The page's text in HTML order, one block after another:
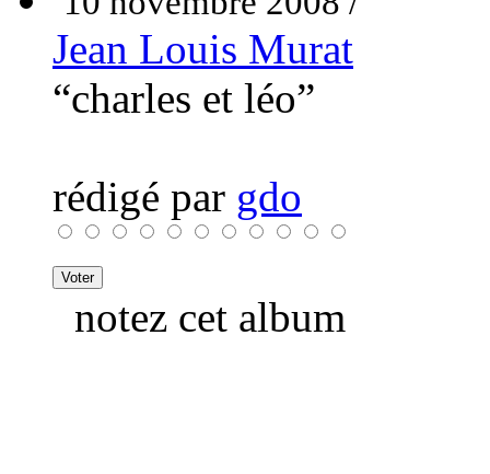
Jean Louis Murat
“charles et léo”
rédigé par gdo
notez cet album